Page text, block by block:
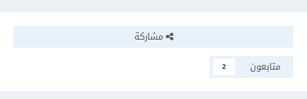
مشاركة
متابعون
2